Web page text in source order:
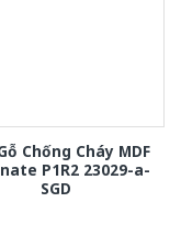
Chống Cháy MDF
P1R2 23029-a-
SGD